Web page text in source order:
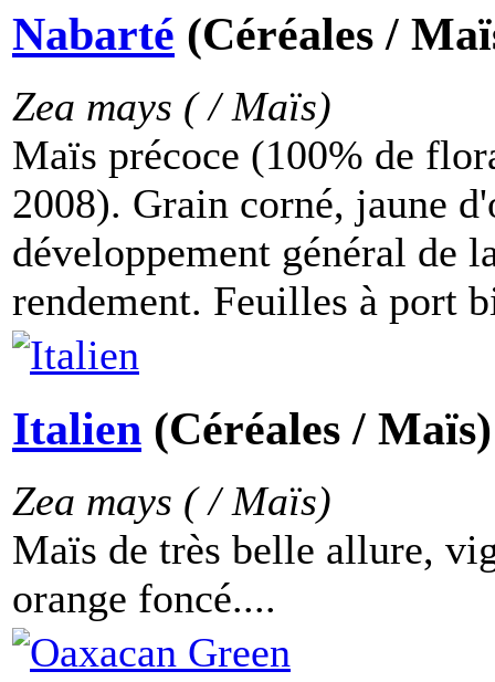
Nabarté (Céréales /
Zea mays ( / Maïs)
Maïs précoce (100% de
2008). Grain corné, jaune
développement général de
rendement. Feuilles à port
Italien (Céréales / Maïs)
Zea mays ( / Maïs)
Maïs de très belle allure,
orange foncé....